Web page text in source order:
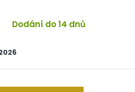
Dodání do 14 dnů